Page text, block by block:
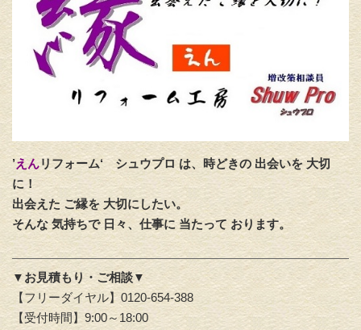
’えんリフォーム‘シュウプロ は、時どきの 出会いを 大切
に！
出会えた ご縁を 大切にしたい。
そんな 気持ちで 日々、仕事に 当たって おります。
▼お見積もり・ご相談▼
【フリーダイヤル】0120-654-388
【受付時間】9:00～18:00